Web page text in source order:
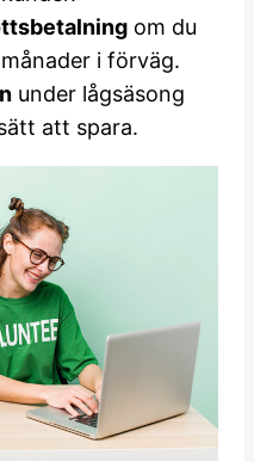
om du
i förväg.
under lågsäsong
att spara.